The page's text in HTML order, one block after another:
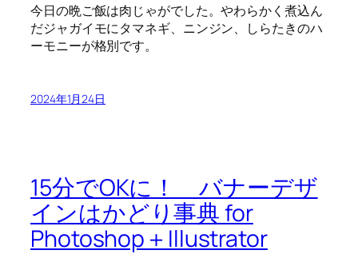
今日の晩ご飯は肉じゃがでした。やわらかく煮込ん
だジャガイモにタマネギ、ニンジン、しらたきのハ
ーモニーが格別です。
2024年1月24日
15分でOKに！ バナーデザ
インはかどり事典 for
Photoshop＋Illustrator